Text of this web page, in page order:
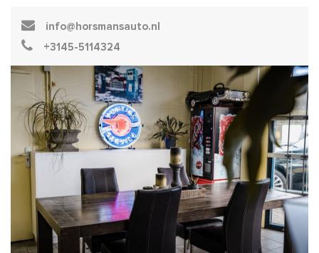
info@horsmansauto.nl
+3145-5114324